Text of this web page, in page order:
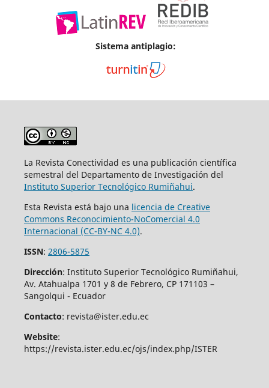
Sistema antiplagio:
La Revista Conectividad es una publicación científica
semestral del Departamento de Investigación del
Instituto Superior Tecnológico Rumiñahui.
Esta Revista está bajo una licencia de Creative
Commons Reconocimiento-NoComercial 4.0
Internacional (CC-BY-NC 4.0).
ISSN: 2806-5875
Dirección: Instituto Superior Tecnológico Rumiñahui,
Av. Atahualpa 1701 y 8 de Febrero, CP 171103 –
Sangolqui - Ecuador
Contacto: revista@ister.edu.ec
Website:
https://revista.ister.edu.ec/ojs/index.php/ISTER